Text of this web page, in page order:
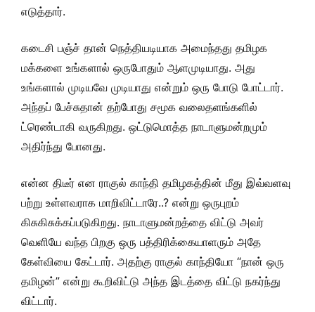
எடுத்தார்.
கடைசி பஞ்ச் தான் நெத்தியடியாக அமைந்தது தமிழக
மக்களை உங்களால் ஒருபோதும் ஆளமுடியாது. அது
உங்களால் முடியவே முடியாது என்றும் ஒரு போடு போட்டார்.
அந்தப் பேச்சுதான் தற்போது சமூக வலைதளங்களில்
ட்ரெண்டாகி வருகிறது. ஒட்டுமொத்த நாடாளுமன்றமும்
அதிர்ந்து போனது.
என்ன திடீர் என ராகுல் காந்தி தமிழகத்தின் மீது இவ்வளவு
பற்று உள்ளவராக மாறிவிட்டாரே..? என்று ஒருபுறம்
கிசுகிசுக்கப்படுகிறது. நாடாளுமன்றத்தை விட்டு அவர்
வெளியே வந்த பிறகு ஒரு பத்திரிக்கையாளரும் அதே
கேள்வியை கேட்டார். அதற்கு ராகுல் காந்தியோ “நான் ஒரு
தமிழன்” என்று கூறிவிட்டு அந்த இடத்தை விட்டு நகர்ந்து
விட்டார்.